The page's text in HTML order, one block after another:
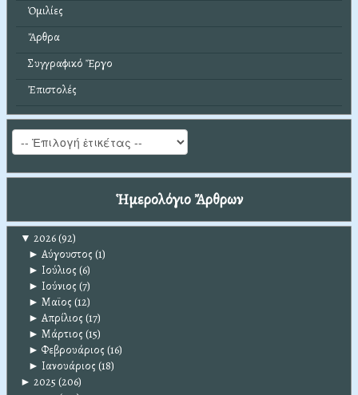
Ὁμιλίες
Ἄρθρα
Συγγραφικό Ἔργο
Ἐπιστολές
Ἡμερολόγιο Ἄρθρων
▼ 2026(92)
► Αύγουστος (1)
► Ιούλιος (6)
► Ιούνιος (7)
► Μαϊος (12)
► Απρίλιος (17)
► Μάρτιος (15)
► Φεβρουάριος (16)
► Ιανουάριος (18)
► 2025 (206)